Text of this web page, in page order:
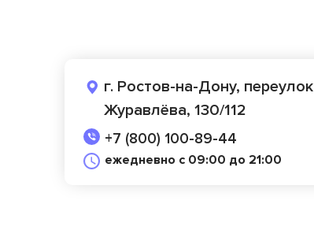
г. Ростов-на-Дону, переулок
Журавлёва, 130/112
+7 (800) 100-89-44
ежедневно с 09:00 до 21:00